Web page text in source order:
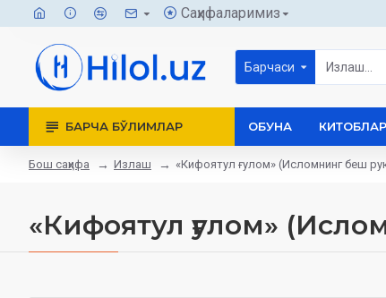
Саҳифаларимиз
Барчаси
БАРЧА БЎЛИМЛАР ОБУНА КИТОБЛАР
Бош саҳифа Излаш «Кифоятул ғулом» (Исломнинг беш
«Кифоятул ғулом»